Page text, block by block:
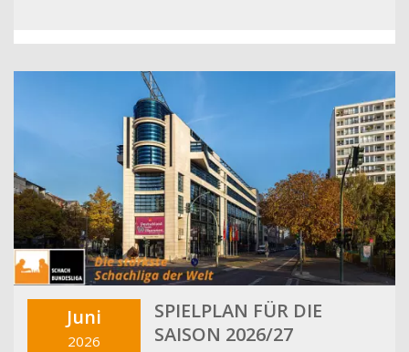
Juni
2026
SPIELPLAN FÜR DIE
SAISON 2026/27